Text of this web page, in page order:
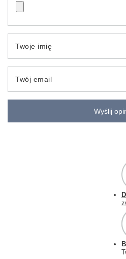
Twoje imię
Twój email
Wyślij